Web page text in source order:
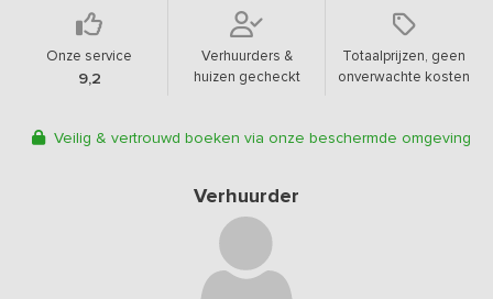
Onze service
9,2
Verhuurders &
huizen gecheckt
Totaalprijzen, geen
onverwachte kosten
Veilig & vertrouwd boeken via onze beschermde omgeving
Verhuurder